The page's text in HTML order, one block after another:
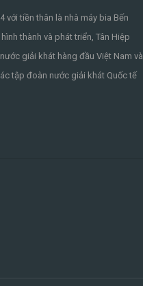
với tiền thân là nhà máy bia Bến
thành và phát triển, Tân Hiệp
giải khát hàng đầu Việt Nam và
tập đoàn nước giải khát Quốc tế